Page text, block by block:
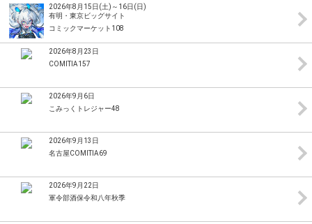
2026年8月15日(土)～16日(日)
有明・東京ビッグサイト
コミックマーケット108
2026年8月23日
COMITIA157
2026年9月6日
こみっくトレジャー48
2026年9月13日
名古屋COMITIA69
2026年9月22日
軍令部酒保令和八年秋季